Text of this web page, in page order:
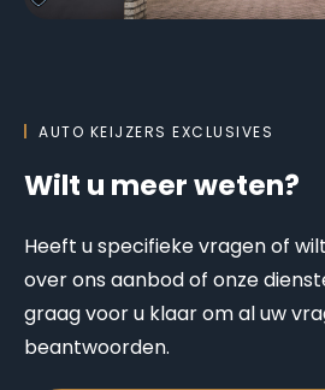
AUTO KEIJZERS EXCLUSIVES
Wilt u meer weten?
Heeft u specifieke vragen of
over ons aanbod of onze
graag voor u klaar om al uw
beantwoorden.